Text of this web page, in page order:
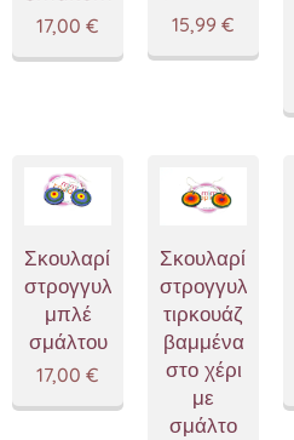
17,00 € 15,99 €
Σκουλαρίκια
στρογγυλά
μπλέ
σμάλτου
17,00 €
Σκουλαρίκια
στρογγυλά
τιρκουάζ
βαμμένα
στο χέρι
με
σμάλτο